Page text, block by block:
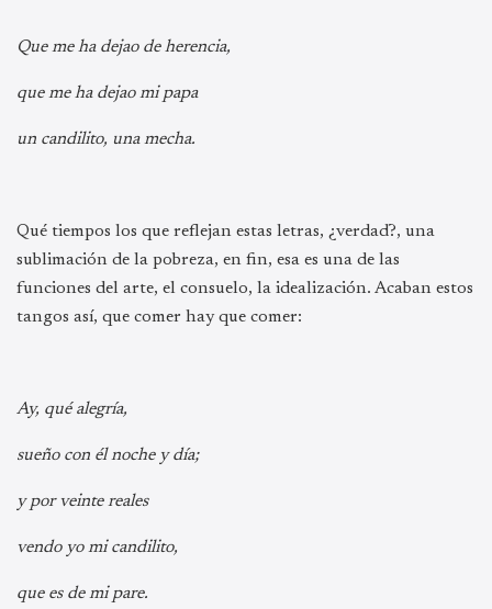
Que me ha dejao de herencia,
que me ha dejao mi papa
un candilito, una mecha.
Qué tiempos los que reflejan estas letras, ¿verdad?, una
sublimación de la pobreza, en fin, esa es una de las
funciones del arte, el consuelo, la idealización. Acaban estos
tangos así, que comer hay que comer:
Ay, qué alegría,
sueño con él noche y día;
y por veinte reales
vendo yo mi candilito,
que es de mi pare.